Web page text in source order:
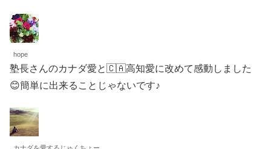
hope
塾長さんのカナダ愛と🇨🇦高知愛に改めて感動しました
😊簡単に出来ることじゃないです♪